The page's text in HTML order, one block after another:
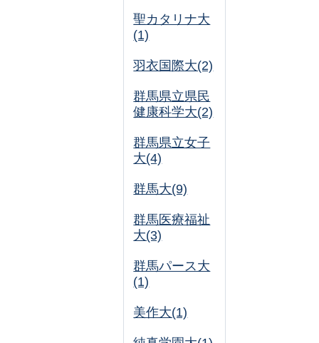
聖カタリナ大
(1)
羽衣国際大(2)
群馬県立県民
健康科学大(2)
群馬県立女子
大(4)
群馬大(9)
群馬医療福祉
大(3)
群馬パース大
(1)
美作大(1)